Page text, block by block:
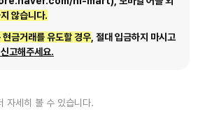
않습니다.
현금거래를 유도할 경우 , 절대 입금하지 마시고
고해주세요.
자세히 볼 수 있습니다.